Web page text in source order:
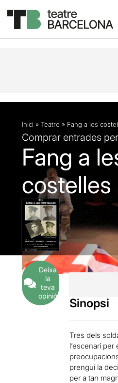
Descripció Fitxa
Inici » Teatre » Fang a les
Comprar entrades
Fang a
costelles
Deixa
la
teva
opinió
Sinopsi
Tres dels
l’escenari
prengui la
per a tan